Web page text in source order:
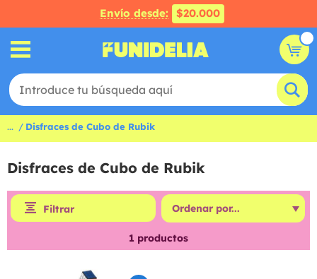
Envío desde: $20.000
... Disfraces de Cubo de Rubik
Disfraces de Cubo de Rubik
Filtrar
1 productos